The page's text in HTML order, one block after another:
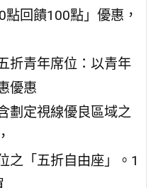
點回饋100點」優惠，
折青年席位：以青年
優惠
劃定視線優良區域之
之「五折自由座」。1